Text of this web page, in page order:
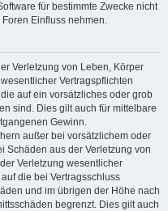
für bestimmte Zwecke nicht
Einfluss nehmen.
Verletzung von Leben, Körper
Vertragspflichten
auf ein vorsätzliches oder grob
sind. Dies gilt auch für mittelbare
Gewinn.
außer bei vorsätzlichem oder
Schäden aus der Verletzung von
Verletzung wesentlicher
die bei Vertragsschluss
und im übrigen der Höhe nach
begrenzt. Dies gilt auch